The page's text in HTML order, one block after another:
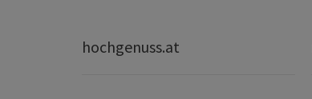
hochgenuss.at